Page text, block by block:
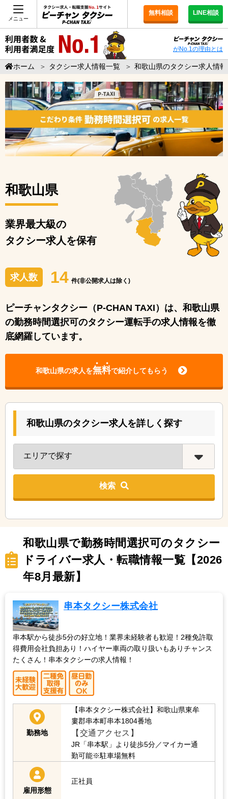
メニュー
無料相談 LINE相談
がNo.1の理由とは
ホーム ＞ タクシー求人情報一覧 ＞ 和歌山県のタクシー求人情報
和歌山県
業界最大級の
タクシー求人を保有
求人数 14 件(非公開求人は除く)
ピーチャンタクシー（P-CHAN TAXI）は、和歌山県
の勤務時間選択可のタクシー運転手の求人情報を徹
底網羅しています。
和歌山県の求人を無料で紹介してもらう
和歌山県のタクシー求人を詳しく探す
検索
和歌山県で勤務時間選択可のタクシー
ドライバー求人・転職情報一覧【2026
年8月最新】
串本タクシー株式会社
串本駅から徒歩5分の好立地！業界未経験者も歓迎！2種免許取
得費用会社負担あり！ハイヤー車両の取り扱いもありチャンス
たくさん！串本タクシーの求人情報！
勤務地
【串本タクシー株式会社】和歌山県東牟
婁郡串本町串本1804番地
【交通アクセス】
JR「串本駅」より徒歩5分／マイカー通
勤可能※駐車場無料
雇用形態
正社員